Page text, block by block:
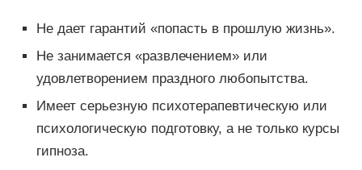
Не дает гарантий «попасть в прошлую жизнь».
Не занимается «развлечением» или
удовлетворением праздного любопытства.
Имеет серьезную психотерапевтическую или
психологическую подготовку, а не только курсы
гипноза.